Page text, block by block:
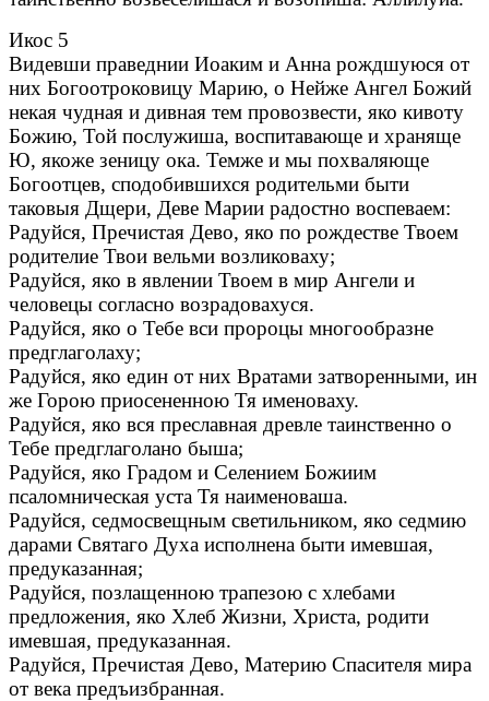
Икос 5
Видевши праведнии Иоаким и Анна рождшуюся от
них Богоотроковицу Марию, о Нейже Ангел Божий
некая чудная и дивная тем провозвести, яко кивоту
Божию, Той послужиша, воспитавающе и храняще
Ю, якоже зеницу ока. Темже и мы похваляюще
Богоотцев, сподобившихся родительми быти
таковыя Дщери, Деве Марии радостно воспеваем:
Радуйся, Пречистая Дево, яко по рождестве Твоем
родителие Твои вельми возликоваху;
Радуйся, яко в явлении Твоем в мир Ангели и
человецы согласно возрадовахуся.
Радуйся, яко о Тебе вси пророцы многообразне
предглаголаху;
Радуйся, яко един от них Вратами затворенными, ин
же Горою приосененною Тя именоваху.
Радуйся, яко вся преславная древле таинственно о
Тебе предглаголано быша;
Радуйся, яко Градом и Селением Божиим
псаломническая уста Тя наименоваша.
Радуйся, седмосвещным светильником, яко седмию
дарами Святаго Духа исполнена быти имевшая,
предуказанная;
Радуйся, позлащенною трапезою с хлебами
предложения, яко Хлеб Жизни, Христа, родити
имевшая, предуказанная.
Радуйся, Пречистая Дево, Материю Спасителя мира
от века предъизбранная.